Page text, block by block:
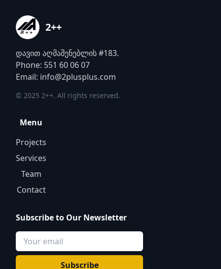
2++
დავით აღმაშენებლის #183.
Phone: 551 60 06 07
Email: info@2plusplus.com
© 2025 2++. All rights reserved.
Menu
Projects
Services
Team
Contact
Subscribe to Our Newsletter
Subscribe